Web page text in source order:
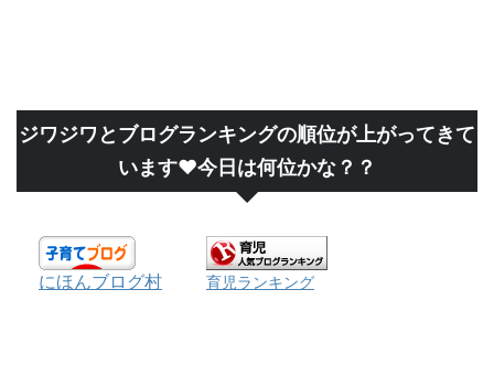
ジワジワとブログランキングの順位が上がってきて
います❤今日は何位かな？？
にほんブログ村 育児ランキング